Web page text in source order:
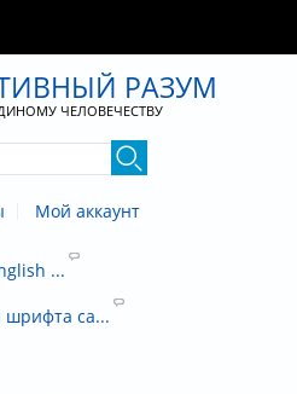
РАЗУМ
ЧЕЛОВЕЧЕСТВУ
Мой аккаунт
...
шрифта са...